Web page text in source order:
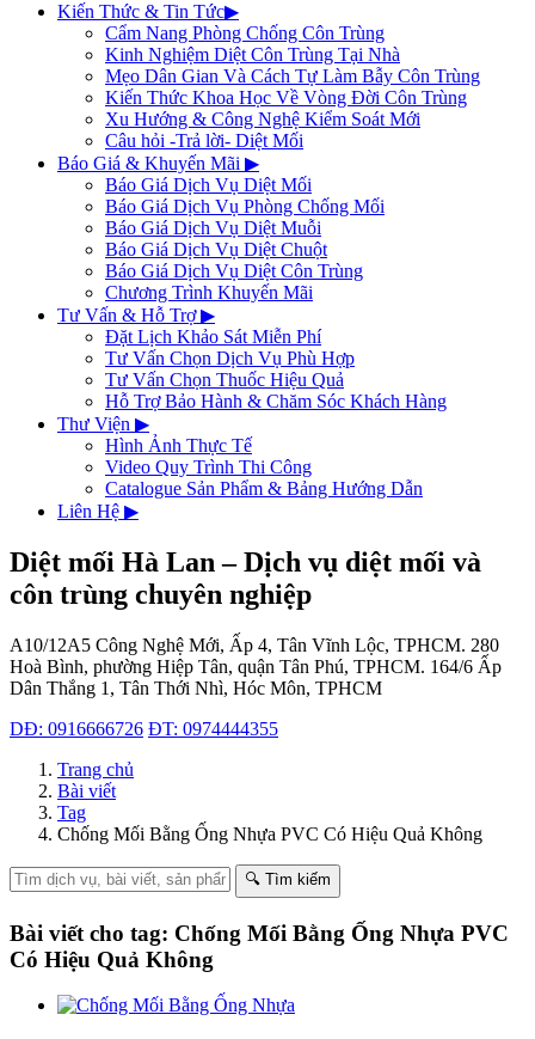
Kiến Thức & Tin Tức▶
Cẩm Nang Phòng Chống Côn Trùng
Kinh Nghiệm Diệt Côn Trùng Tại Nhà
Mẹo Dân Gian Và Cách Tự Làm Bẫy Côn Trùng
Kiến Thức Khoa Học Về Vòng Đời Côn Trùng
Xu Hướng & Công Nghệ Kiểm Soát Mới
Câu hỏi -Trả lời- Diệt Mối
Báo Giá & Khuyến Mãi ▶
Báo Giá Dịch Vụ Diệt Mối
Báo Giá Dịch Vụ Phòng Chống Mối
Báo Giá Dịch Vụ Diệt Muỗi
Báo Giá Dịch Vụ Diệt Chuột
Báo Giá Dịch Vụ Diệt Côn Trùng
Chương Trình Khuyến Mãi
Tư Vấn & Hỗ Trợ▶
Đặt Lịch Khảo Sát Miễn Phí
Tư Vấn Chọn Dịch Vụ Phù Hợp
Tư Vấn Chọn Thuốc Hiệu Quả
Hỗ Trợ Bảo Hành & Chăm Sóc Khách Hàng
Thư Viện ▶
Hình Ảnh Thực Tế
Video Quy Trình Thi Công
Catalogue Sản Phẩm & Bảng Hướng Dẫn
Liên Hệ ▶
Diệt mối Hà Lan – Dịch vụ diệt mối và
côn trùng chuyên nghiệp
A10/12A5 Công Nghệ Mới, Ấp 4, Tân Vĩnh Lộc, TPHCM. 280
Hoà Bình, phường Hiệp Tân, quận Tân Phú, TPHCM. 164/6 Ấp
Dân Thắng 1, Tân Thới Nhì, Hóc Môn, TPHCM
DĐ: 0916666726 ĐT: 0974444355
Trang chủ
Bài viết
Tag
Chống Mối Bằng Ống Nhựa PVC Có Hiệu Quả Không
🔍 Tìm kiếm
Bài viết cho tag: Chống Mối Bằng Ống Nhựa PVC
Có Hiệu Quả Không